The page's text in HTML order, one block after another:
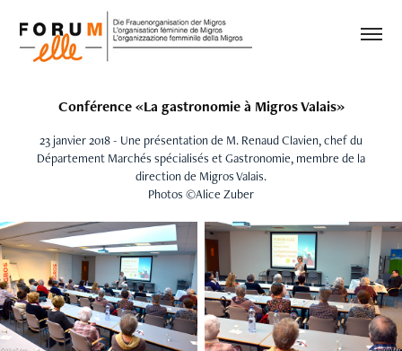
Conférence «La gastronomie à Migros Valais»
23 janvier 2018 - Une présentation de M. Renaud Clavien, chef du
Département Marchés spécialisés et Gastronomie, membre de la
direction de Migros Valais.
Photos ©Alice Zuber